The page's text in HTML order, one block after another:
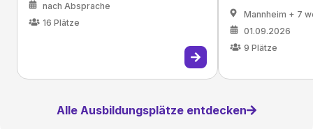
nach Absprache
16 Plätze
Mannheim + 7
01.09.2026
9 Plätze
Alle Ausbildungsplätze entdecken